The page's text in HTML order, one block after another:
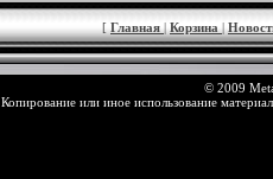
[ Главная | Корзина |
© 2009
Копирование или иное использование